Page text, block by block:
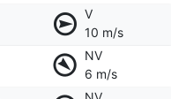
V
10 m/s
NV
6 m/s